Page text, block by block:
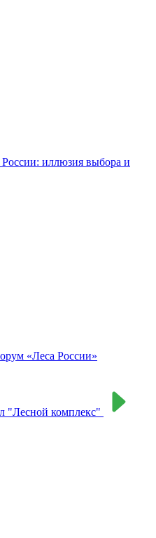
России: иллюзия выбора и
«Леса России»
"Лесной комплекс"